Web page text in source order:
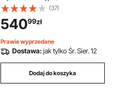
surfingowych/desek do pływania
na stojąco, stojak na kajaki do
użytku na zewnątrz i wewnątrz,
wytrzymały, regulowany uchwyt na
kajak o udźwigu 180 kg
(37)
54099zł
Prawie wyprzedane
Dostawa:jak tylko Śr. Sier. 12
Dodaj do koszyka